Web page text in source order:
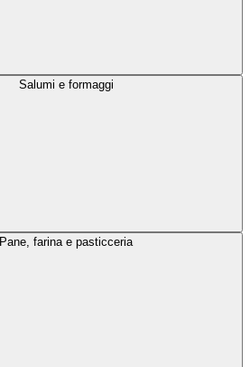
Salumi e formaggi
Pane, farina e pasticceria